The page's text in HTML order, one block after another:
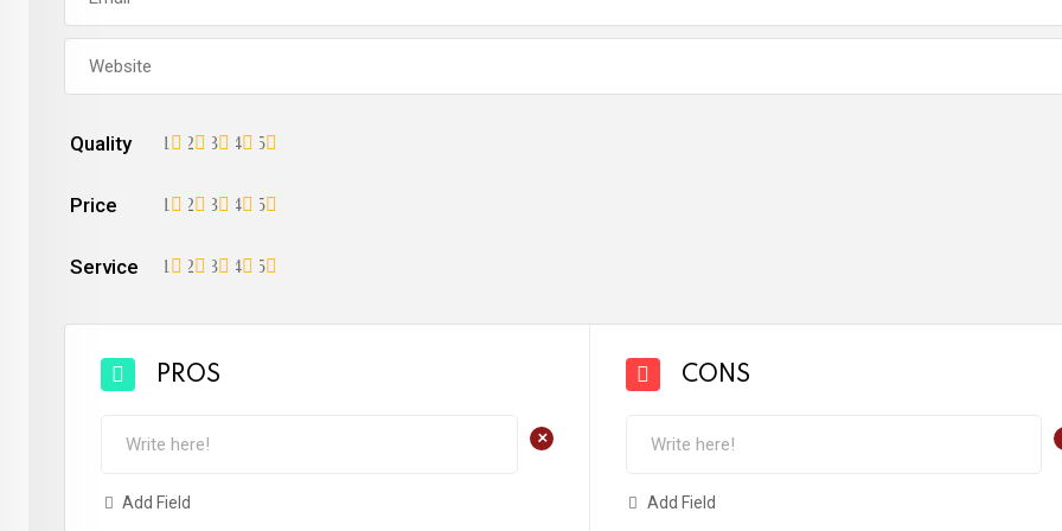
Quality 5
4
3
2
1
Price 5
4
3
2
1
Service 5
4
3
2
1
PROS
+
Add Field
CONS
Add Field